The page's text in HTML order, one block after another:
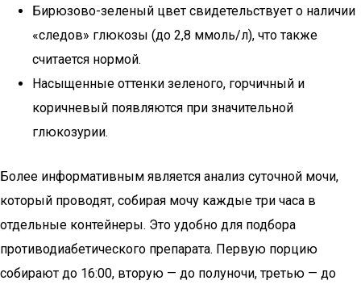
Бирюзово-зеленый цвет свидетельствует о наличии
«следов» глюкозы (до 2,8 ммоль/л), что также
считается нормой.
Насыщенные оттенки зеленого, горчичный и
коричневый появляются при значительной
глюкозурии.
Более информативным является анализ суточной мочи,
который проводят, собирая мочу каждые три часа в
отдельные контейнеры. Это удобно для подбора
противодиабетического препарата. Первую порцию
собирают до 16:00, вторую — до полуночи, третью — до